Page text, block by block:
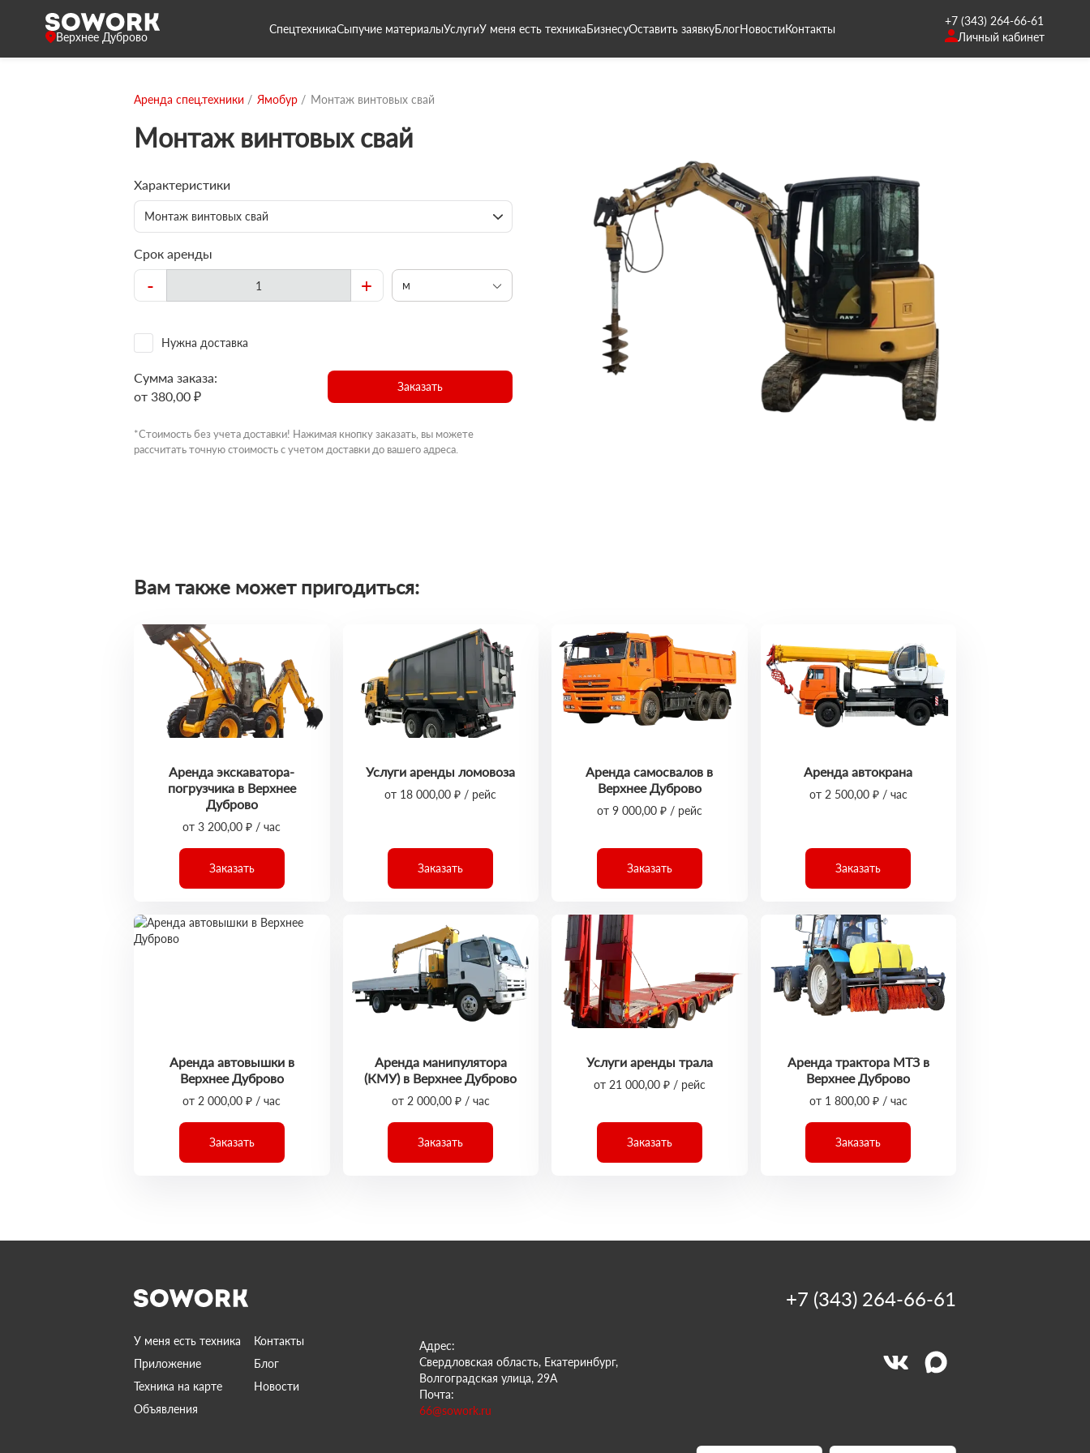
Верхнее Дуброво
СпецтехникаСыпучие материалыУслугиУ меня есть техникаБизнесуОставить заявкуБлогНовостиКонтакты
+7 (343) 264-66-61
Личный кабинет
Аренда спец.техники Ямобур Монтаж винтовых свай
Монтаж винтовых свай
Характеристики
Монтаж винтовых свай
Срок аренды
- + м
Нужна доставка
Сумма заказа:
от 380,00 ₽
Заказать
*Стоимость без учета доставки! Нажимая кнопку заказать, вы можете
рассчитать точную стоимость с учетом доставки до вашего адреса.
Вам также может пригодиться:
Аренда экскаватора-
погрузчика в Верхнее
Дуброво
от 3 200,00 ₽ / час
Заказать
Услуги аренды ломовоза
от 18 000,00 ₽ / рейс
Заказать
Аренда самосвалов в
Верхнее Дуброво
от 9 000,00 ₽ / рейс
Заказать
Аренда автокрана
от 2 500,00 ₽ / час
Заказать
Аренда автовышки в
Верхнее Дуброво
от 2 000,00 ₽ / час
Заказать
Аренда манипулятора
(КМУ) в Верхнее Дуброво
от 2 000,00 ₽ / час
Заказать
Услуги аренды трала
от 21 000,00 ₽ / рейс
Заказать
Аренда трактора МТЗ в
Верхнее Дуброво
от 1 800,00 ₽ / час
Заказать
У меня есть техника
Контакты
Приложение
Блог
Техника на карте
Новости
Объявления
Адрес:
Свердловская область, Екатеринбург,
Волгоградская улица, 29А
Почта:
66@sowork.ru
+7 (343) 264-66-61